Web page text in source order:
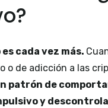
es cada vez más.
o de adicción a las
patrón de
y